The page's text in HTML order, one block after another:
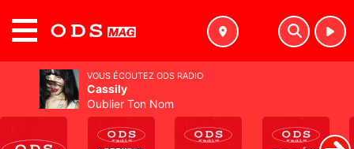
VOUS ÉCOUTEZ ODS RADIO
Cassily
Oublier Ton Nom